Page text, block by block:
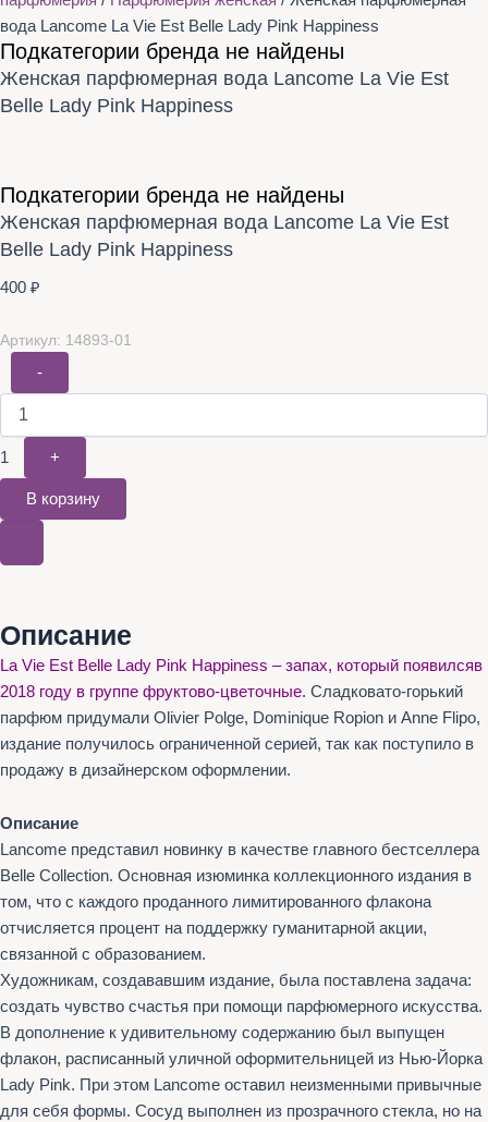
вода Lancome La Vie Est Belle Lady Pink Happiness
Подкатегории бренда не найдены
Женская парфюмерная вода Lancome La Vie Est
Belle Lady Pink Happiness
Подкатегории бренда не найдены
Женская парфюмерная вода Lancome La Vie Est
Belle Lady Pink Happiness
400 ₽
Артикул: 14893-01
-
1 +
В корзину
Описание
La Vie Est Belle Lady Pink Happiness – запах, который появилсяв
2018 году в группе фруктово-цветочные. Сладковато-горький
парфюм придумали Olivier Polge, Dominique Ropion и Anne Flipo,
издание получилось ограниченной серией, так как поступило в
продажу в дизайнерском оформлении.
Описание
Lancome представил новинку в качестве главного бестселлера
Belle Collection. Основная изюминка коллекционного издания в
том, что с каждого проданного лимитированного флакона
отчисляется процент на поддержку гуманитарной акции,
связанной с образованием.
Художникам, создававшим издание, была поставлена задача:
создать чувство счастья при помощи парфюмерного искусства.
В дополнение к удивительному содержанию был выпущен
флакон, расписанный уличной оформительницей из Нью-Йорка
Lady Pink. При этом Lancome оставил неизменными привычные
для себя формы. Сосуд выполнен из прозрачного стекла, но на